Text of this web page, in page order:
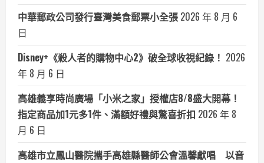
中華郵政公司發行臺灣美食郵票小全張 2026 年 8 月 6
日
Disney+《殺人者的購物中心2》破全球收視紀錄！ 2026
年 8 月 6 日
高雄義享時尚廣場「小米之家」授權店8/8盛大開幕！
指定商品加1元多1件、滿額好禮與驚喜折扣 2026 年 8
月 6 日
高雄市立鳳山醫院攜手高雄縣醫師公會溫馨獻唱 以音